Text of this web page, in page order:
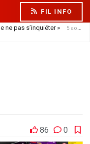
FIL INFO
ne pas s’inquiéter » 5 août 2026
86 0